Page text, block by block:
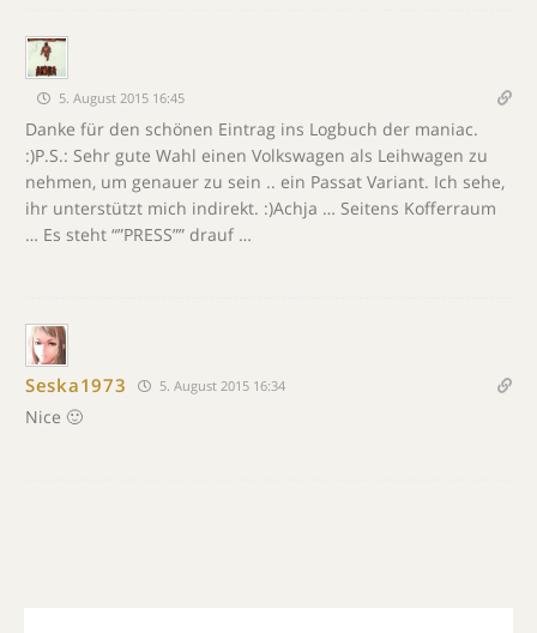
5. August 2015 16:45
Danke für den schönen Eintrag ins Logbuch der maniac.
:)P.S.: Sehr gute Wahl einen Volkswagen als Leihwagen zu
nehmen, um genauer zu sein .. ein Passat Variant. Ich sehe,
ihr unterstützt mich indirekt. :)Achja … Seitens Kofferraum
… Es steht “”PRESS”” drauf …
Seska1973 5. August 2015 16:34
Nice 🙂